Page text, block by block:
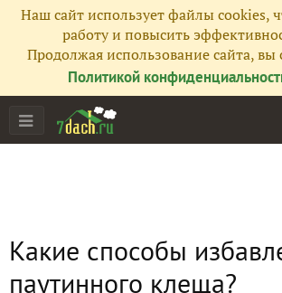
Наш сайт использует файлы cookies,
работу и повысить
Продолжая использование сайта, вы
Политикой
Какие способы
паутинного клеща?